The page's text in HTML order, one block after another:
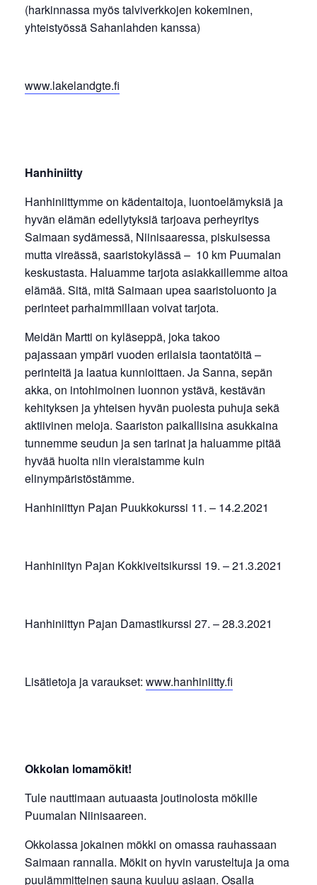
(harkinnassa myös talviverkkojen kokeminen,
yhteistyössä Sahanlahden kanssa)
www.lakelandgte.fi
Hanhiniitty
Hanhiniittymme on kädentaitoja, luontoelämyksiä ja
hyvän elämän edellytyksiä tarjoava perheyritys
Saimaan sydämessä, Niinisaaressa, piskuisessa
mutta vireässä, saaristokylässä – 10 km Puumalan
keskustasta. Haluamme tarjota asiakkaillemme aitoa
elämää. Sitä, mitä Saimaan upea saaristoluonto ja
perinteet parhaimmillaan voivat tarjota.
Meidän Martti on kyläseppä, joka takoo
pajassaan ympäri vuoden erilaisia taontatöitä –
perinteitä ja laatua kunnioittaen. Ja Sanna, sepän
akka, on intohimoinen luonnon ystävä, kestävän
kehityksen ja yhteisen hyvän puolesta puhuja sekä
aktiivinen meloja. Saariston paikallisina asukkaina
tunnemme seudun ja sen tarinat ja haluamme pitää
hyvää huolta niin vieraistamme kuin
elinympäristöstämme.
Hanhiniittyn Pajan Puukkokurssi 11. – 14.2.2021
Hanhiniityn Pajan Kokkiveitsikurssi 19. – 21.3.2021
Hanhiniittyn Pajan Damastikurssi 27. – 28.3.2021
Lisätietoja ja varaukset: www.hanhiniitty.fi
Okkolan lomamökit!
Tule nauttimaan autuaasta joutinolosta mökille
Puumalan Niinisaareen.
Okkolassa jokainen mökki on omassa rauhassaan
Saimaan rannalla. Mökit on hyvin varusteltuja ja oma
puulämmitteinen sauna kuuluu asiaan. Osalla